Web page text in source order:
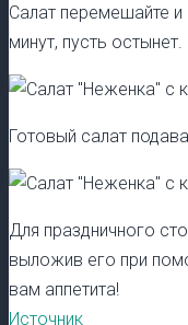
Салат перемешайте и
минут, пусть остынет.
Готовый салат
Для праздничного
выложив его при
вам аппетита!
Источник